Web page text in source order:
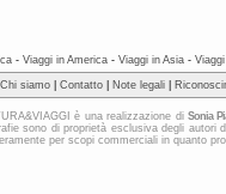
- Viaggi in America - Viaggi in Asia -
Chi siamo Contatto Note legali
è una realizzazione diSonia
sono di proprietà esclusiva degli autori
per scopi commerciali in quanto